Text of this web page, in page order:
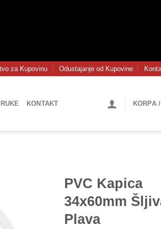
za Kupovinu Odustajanje od Kupovine
KONTAKT KORPA /
PVC Kapica
34x60mm
Plava